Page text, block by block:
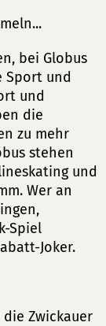
bei Globus
Sport und
und
die
zu mehr
stehen
und
Wer an
Spiel
Joker.
die Zwickauer